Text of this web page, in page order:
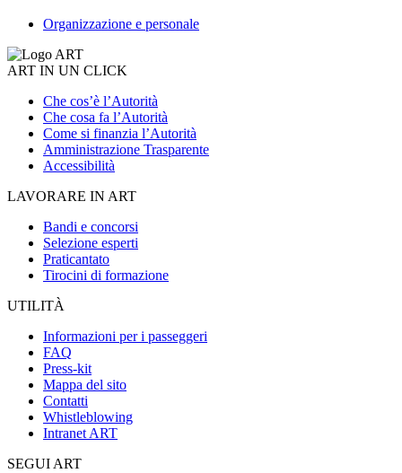
Organizzazione e personale
ART IN UN CLICK
Che cos’è l’Autorità
Che cosa fa l’Autorità
Come si finanzia l’Autorità
Amministrazione Trasparente
Accessibilità
LAVORARE IN ART
Bandi e concorsi
Selezione esperti
Praticantato
Tirocini di formazione
UTILITÀ
Informazioni per i passeggeri
FAQ
Press-kit
Mappa del sito
Contatti
Whistleblowing
Intranet ART
SEGUI ART